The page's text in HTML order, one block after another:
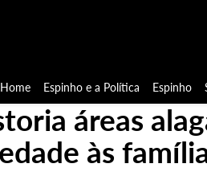
Home Espinho e a Política Espinho
áreas
às